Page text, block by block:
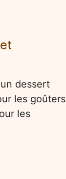
dessert
les goûters
les